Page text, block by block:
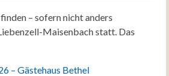
– sofern nicht anders
Maisenbach statt. Das
– Gästehaus Bethel